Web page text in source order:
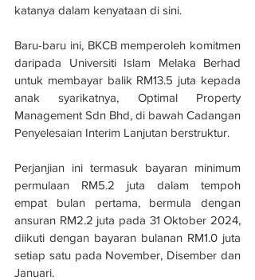
katanya dalam kenyataan di sini.
Baru-baru ini, BKCB memperoleh komitmen
daripada Universiti Islam Melaka Berhad
untuk membayar balik RM13.5 juta kepada
anak syarikatnya, Optimal Property
Management Sdn Bhd, di bawah Cadangan
Penyelesaian Interim Lanjutan berstruktur.
Perjanjian ini termasuk bayaran minimum
permulaan RM5.2 juta dalam tempoh
empat bulan pertama, bermula dengan
ansuran RM2.2 juta pada 31 Oktober 2024,
diikuti dengan bayaran bulanan RM1.0 juta
setiap satu pada November, Disember dan
Januari.